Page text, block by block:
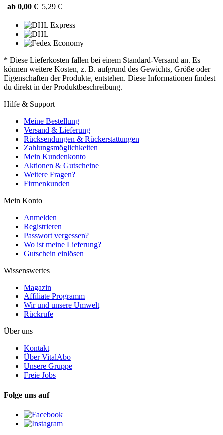
ab 0,00 € 5,29 €
* Diese Lieferkosten fallen bei einem Standard-Versand an. Es
können weitere Kosten, z. B. aufgrund des Gewichts, Größe oder
Eigenschaften der Produkte, entstehen. Diese Informationen findest
du direkt in der Produktbeschreibung.
Hilfe & Support
Meine Bestellung
Versand & Lieferung
Rücksendungen & Rückerstattungen
Zahlungsmöglichkeiten
Mein Kundenkonto
Aktionen & Gutscheine
Weitere Fragen?
Firmenkunden
Mein Konto
Anmelden
Registrieren
Passwort vergessen?
Wo ist meine Lieferung?
Gutschein einlösen
Wissenswertes
Magazin
Affiliate Programm
Wir und unsere Umwelt
Rückrufe
Über uns
Kontakt
Über VitalAbo
Unsere Gruppe
Freie Jobs
Folge uns auf